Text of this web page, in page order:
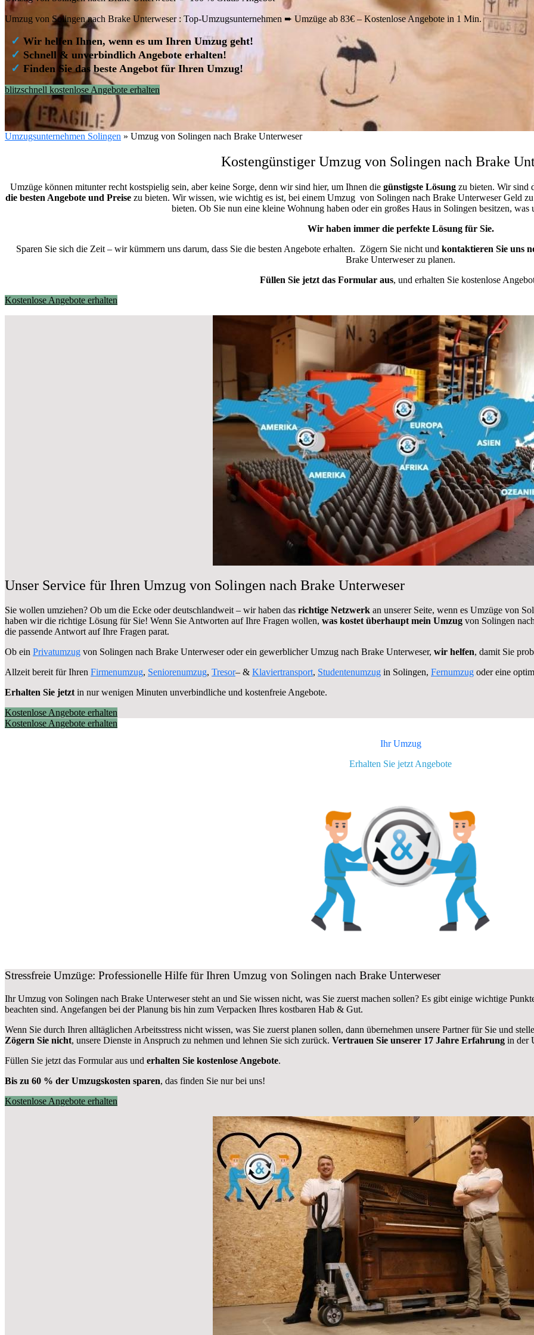
Umzug von Solingen nach Brake Unterweser : Top-Umzugsunternehmen ➨ Umzüge ab 83€ – Kostenlose Angebote in 1 Min.
✓ Wir helfen Ihnen, wenn es um Ihren Umzug geht!
✓ Schnell & unverbindlich Angebote erhalten!
✓ Finden Sie das beste Angebot für Ihren Umzug!
blitzschnell kostenlose Angebote erhalten
Umzugsunternehmen Solingen » Umzug von Solingen nach Brake Unterweser
Kostengünstiger Umzug von Solingen nach Brake
Umzüge können mitunter recht kostspielig sein, aber keine Sorge, denn wir sind hier, um Ihnen die günstigste Lösungzu bieten. Wir sind
die besten Angebote und Preise zu bieten. Wir wissen, wie wichtig es ist, bei einem Umzug von Solingen nach Brake Unterweser Geld
bieten. Ob Sie nun eine kleine Wohnung haben oder ein großes Haus in Solingen besitzen, was
Wir haben immer die perfekte Lösung für Sie.
Sparen Sie sich die Zeit – wir kümmern uns darum, dass Sie die besten Angebote erhalten. Zögern Sie nicht und kontaktieren Sie uns
Brake Unterweser zu planen.
Füllen Sie jetzt das Formular aus, und erhalten Sie kostenlose
Kostenlose Angebote erhalten
Unser Service für Ihren Umzug von Solingen nach Brake Unterweser
Sie wollen umziehen? Ob um die Ecke oder deutschlandweit – wir haben das richtige Netzwerk an unserer Seite, wenn es Umzüge von
haben wir die richtige Lösung für Sie! Wenn Sie Antworten auf Ihre Fragen wollen, was kostet überhaupt mein Umzug von Solingen
die passende Antwort auf Ihre Fragen parat.
Ob ein Privatumzug von Solingen nach Brake Unterweser oder ein gewerblicher Umzug nach Brake Unterweser, wir helfen, damit Sie
Allzeit bereit für Ihren Firmenumzug, Seniorenumzug, Tresor– & Klaviertransport, Studentenumzug in Solingen, Fernumzug oder eine
Erhalten Sie jetztin nur wenigen Minuten unverbindliche und kostenfreie Angebote.
Kostenlose Angebote erhalten
Kostenlose Angebote erhalten
Ihr Umzug
Erhalten Sie jetzt Angebote
Stressfreie Umzüge: Professionelle Hilfe für Ihren Umzug von Solingen nach Brake Unterweser
Ihr Umzug von Solingen nach Brake Unterweser steht an und Sie wissen nicht, was Sie zuerst machen sollen? Es gibt einige wichtige
beachten sind. Angefangen bei der Planung bis hin zum Verpacken Ihres kostbaren Hab & Gut.
Wenn Sie durch Ihren alltäglichen Arbeitsstress nicht wissen, was Sie zuerst planen sollen, dann übernehmen unsere Partner für Sie und
Zögern Sie nicht, unsere Dienste in Anspruch zu nehmen und lehnen Sie sich zurück. Vertrauen Sie unserer 17 Jahre Erfahrung in der
Füllen Sie jetzt das Formular aus und erhalten Sie kostenlose Angebote.
Bis zu 60 % der Umzugskosten sparen, das finden Sie nur bei uns!
Kostenlose Angebote erhalten